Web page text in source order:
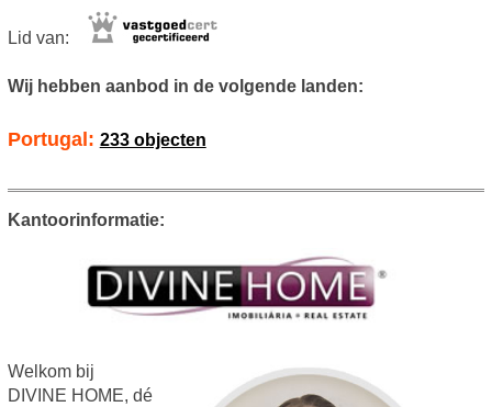
Lid van:
Wij hebben aanbod in de volgende landen:
Portugal: 233 objecten
Kantoorinformatie:
Welkom bij
DIVINE HOME, dé